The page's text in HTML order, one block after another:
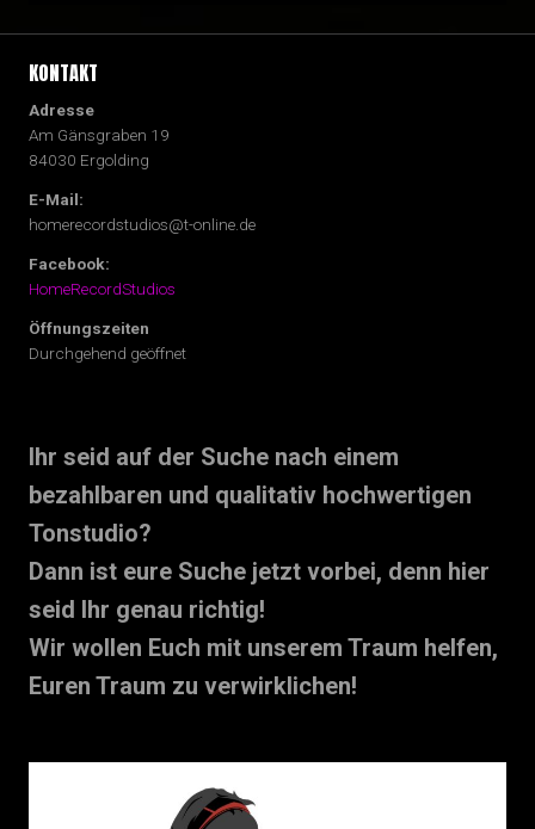
KONTAKT
Adresse
Am Gänsgraben 19
84030 Ergolding
E-Mail:
homerecordstudios@t-online.de
Facebook:
HomeRecordStudios
Öffnungszeiten
Durchgehend geöffnet
Ihr seid auf der Suche nach einem
bezahlbaren und qualitativ hochwertigen
Tonstudio?
Dann ist eure Suche jetzt vorbei, denn hier
seid Ihr genau richtig!
Wir wollen Euch mit unserem Traum helfen,
Euren Traum zu verwirklichen!